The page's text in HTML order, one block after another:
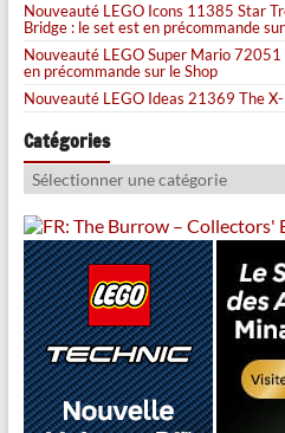
Nouveauté LEGO Icons 11385 Star
Bridge : le set est en précommande
Nouveauté LEGO Super Mario
en précommande sur le Shop
Nouveauté LEGO Ideas 21369 The X-
Catégories
Catégories